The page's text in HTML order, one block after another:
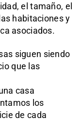
el tamaño, el
habitaciones y
asociados.
siguen siendo
que las
casa
los
de cada